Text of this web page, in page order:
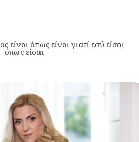
όπως είναι γιατί εσύ είσαι
όπως είσαι